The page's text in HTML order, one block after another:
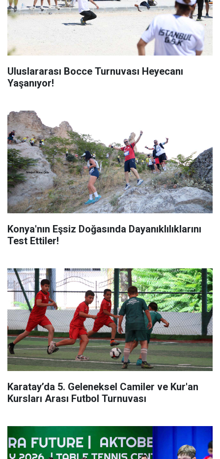
Uluslararası Bocce Turnuvası Heyecanı
Yaşanıyor!
Konya'nın Eşsiz Doğasında Dayanıklılıklarını
Test Ettiler!
Karatay’da 5. Geleneksel Camiler ve Kur'an
Kursları Arası Futbol Turnuvası